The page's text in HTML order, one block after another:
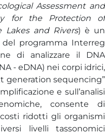
Assessment and
for the Protection of
Lakes and Rivers) è un
programma Interreg
di analizzare il DNA
- eDNA) nei corpi idrici,
generation sequencing”
e sull’analisi
consente di
ridotti gli organismi
livelli tassonomici